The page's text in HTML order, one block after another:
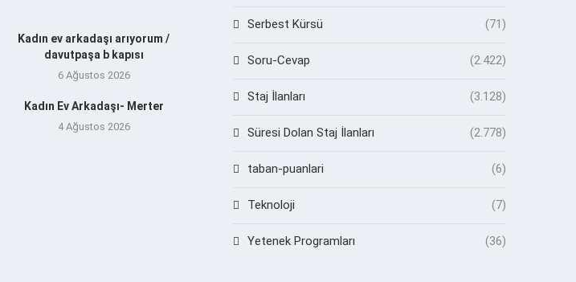
Kadın ev arkadaşı arıyorum /
davutpaşa b kapısı
6 Ağustos 2026
Kadın Ev Arkadaşı- Merter
4 Ağustos 2026
Serbest Kürsü (71)
Soru-Cevap (2.422)
Staj İlanları (3.128)
Süresi Dolan Staj İlanları (2.778)
taban-puanlari (6)
Teknoloji (7)
Yetenek Programları (36)